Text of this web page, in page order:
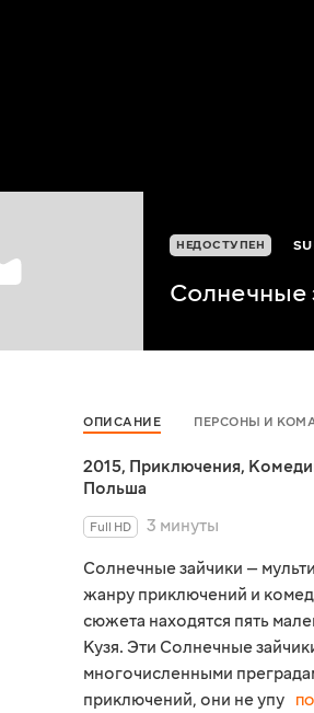
НЕДОСТУПЕН
Солнечные
ОПИСАНИЕ ПЕРСОНЫ И
2015, Приключения,
Польша
Full HD
3 минуты
Солнечные зайчики —
жанру приключений и
сюжета находятся пять
Кузя. Эти Солнечные
многочисленными
приключений, они не упу